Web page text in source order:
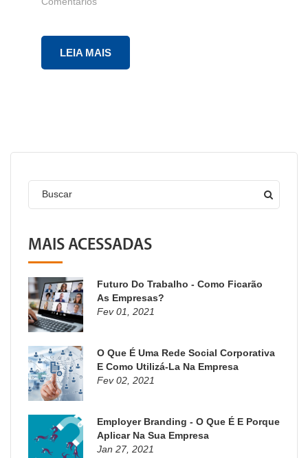
LEIA MAIS
Buscar
MAIS ACESSADAS
Futuro Do Trabalho - Como Ficarão
As Empresas?
Fev 01, 2021
O Que É Uma Rede Social Corporativa
E Como Utilizá-La Na Empresa
Fev 02, 2021
Employer Branding - O Que É E Porque
Aplicar Na Sua Empresa
Jan 27, 2021